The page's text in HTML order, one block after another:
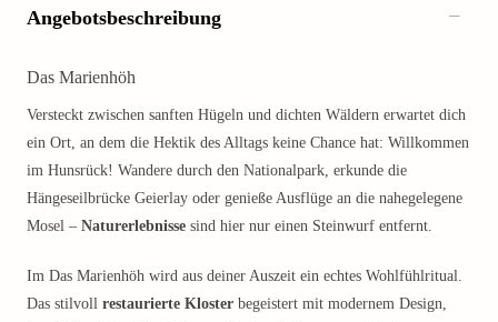
Angebotsbeschreibung
Das Marienhöh
Versteckt zwischen sanften Hügeln und dichten Wäldern erwartet dich
ein Ort, an dem die Hektik des Alltags keine Chance hat: Willkommen
im Hunsrück! Wandere durch den Nationalpark, erkunde die
Hängeseilbrücke Geierlay oder genieße Ausflüge an die nahegelegene
Mosel – Naturerlebnisse sind hier nur einen Steinwurf entfernt.
Im Das Marienhöh wird aus deiner Auszeit ein echtes Wohlfühlritual.
Das stilvoll restaurierte Kloster begeistert mit modernem Design,